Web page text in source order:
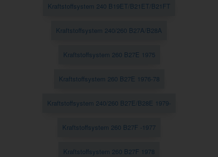
Kraftstoffsystem 240 B19ET/B21ET/B21FT
Kraftstoffsystem 240/260 B27A/B28A
Kraftstoffsystem 260 B27E 1975
Kraftstoffsystem 260 B27E 1976-78
Kraftstoffsystem 240/260 B27E/B28E 1979-
Kraftstoffsystem 260 B27F -1977
Kraftstoffsystem 260 B27F 1978